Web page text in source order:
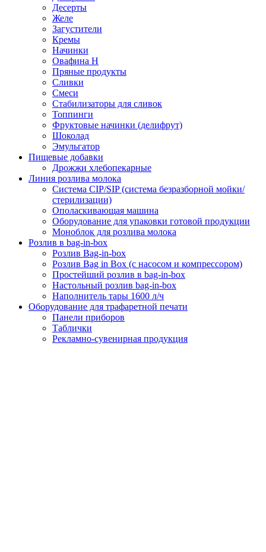
Десерты
Желe
Загустители
Кремы
Начинки
Овафина Н
Пряные продукты
Сливки
Смеси
Стабилизаторы для сливок
Топпинги
Фруктовые начинки (делифрут)
Шоколад
Эмульгатор
Пищевые добавки
Дрожжи хлебопекарные
Линия розлива молока
Система CIP/SIP (система безразборной мойки/
стерилизации)
Ополаскивающая машина
Оборудование для упаковки готовой продукции
Моноблок для розлива молока
Розлив в bag-in-box
Розлив Bag-in-box
Розлив Bag in Box (с насосом и компрессором)
Простейший розлив в bag-in-box
Настольный розлив bag-in-box
Наполнитель тары 1600 л/ч
Оборудование для трафаретной печати
Панели приборов
Таблички
Рекламно-сувенирная продукция